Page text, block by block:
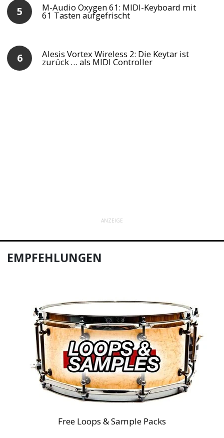
M-Audio Oxygen 61: MIDI-Keyboard mit
61 Tasten aufgefrischt
Alesis Vortex Wireless 2: Die Keytar ist
zurück … als MIDI Controller
ANZEIGE
EMPFEHLUNGEN
Free Loops & Sample Packs